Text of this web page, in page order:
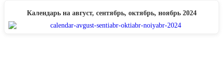
Календарь на август, сентябрь, октябрь, ноябрь 2024